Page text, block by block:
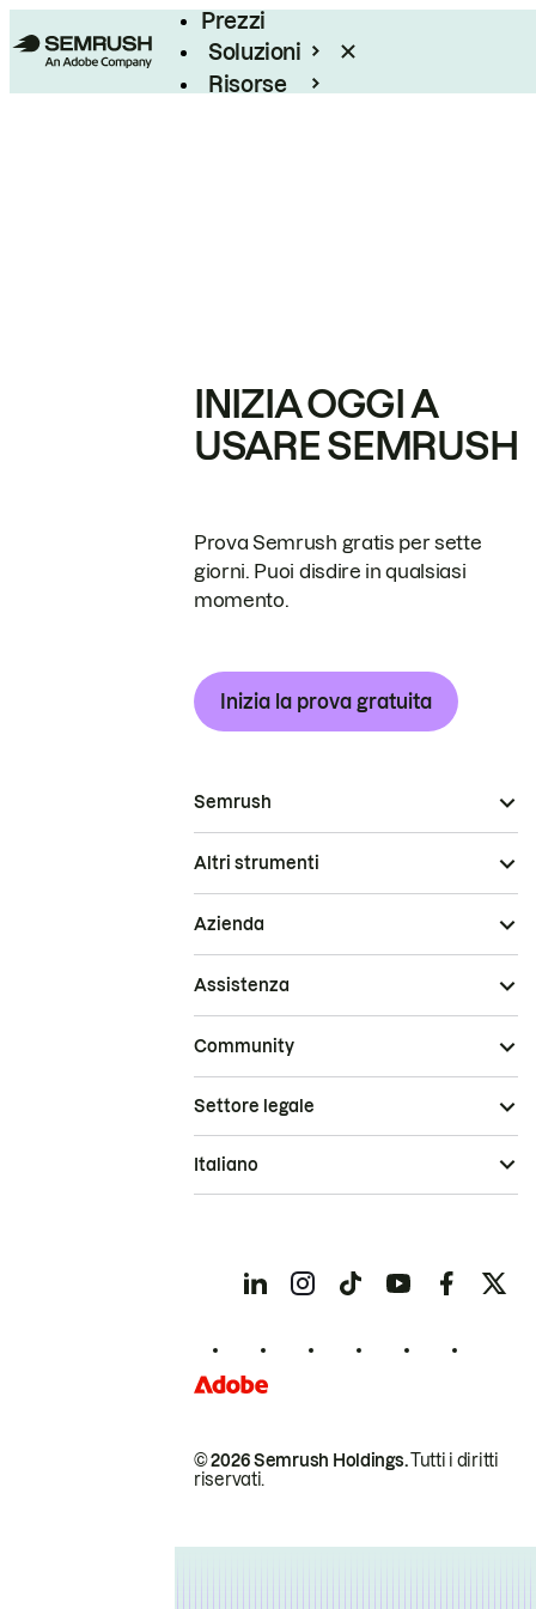
Prezzi
Soluzioni
Risorse
INIZIA OGGI A
USARE SEMRUSH
Prova Semrush gratis per sette
giorni. Puoi disdire in qualsiasi
momento.
Inizia la prova gratuita
Semrush
Altri strumenti
Azienda
Assistenza
Community
© 2026 Semrush Holdings.Tutti i diritti
riservati.
Settore legale
Italiano